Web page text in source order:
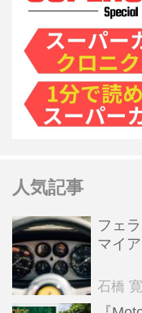
人気記事
フェ
マイ
石橋 寛